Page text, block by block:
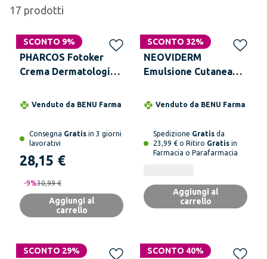
17 prodotti
SCONTO 9%
PHARCOS Fotoker
Crema Dermatologica
Venduto da BENU Farma
Consegna Gratis in 3 giorni
lavorativi
28,15 €
-9%30,99 €
Aggiungi al
carrello
SCONTO 32%
NEOVIDERM
Emulsione Cutanea
Venduto da BENU Farma
Spedizione Gratis da
23,99 € o Ritiro Gratis in
Farmacia o Parafarmacia
Aggiungi al
carrello
SCONTO 29% SCONTO 40%